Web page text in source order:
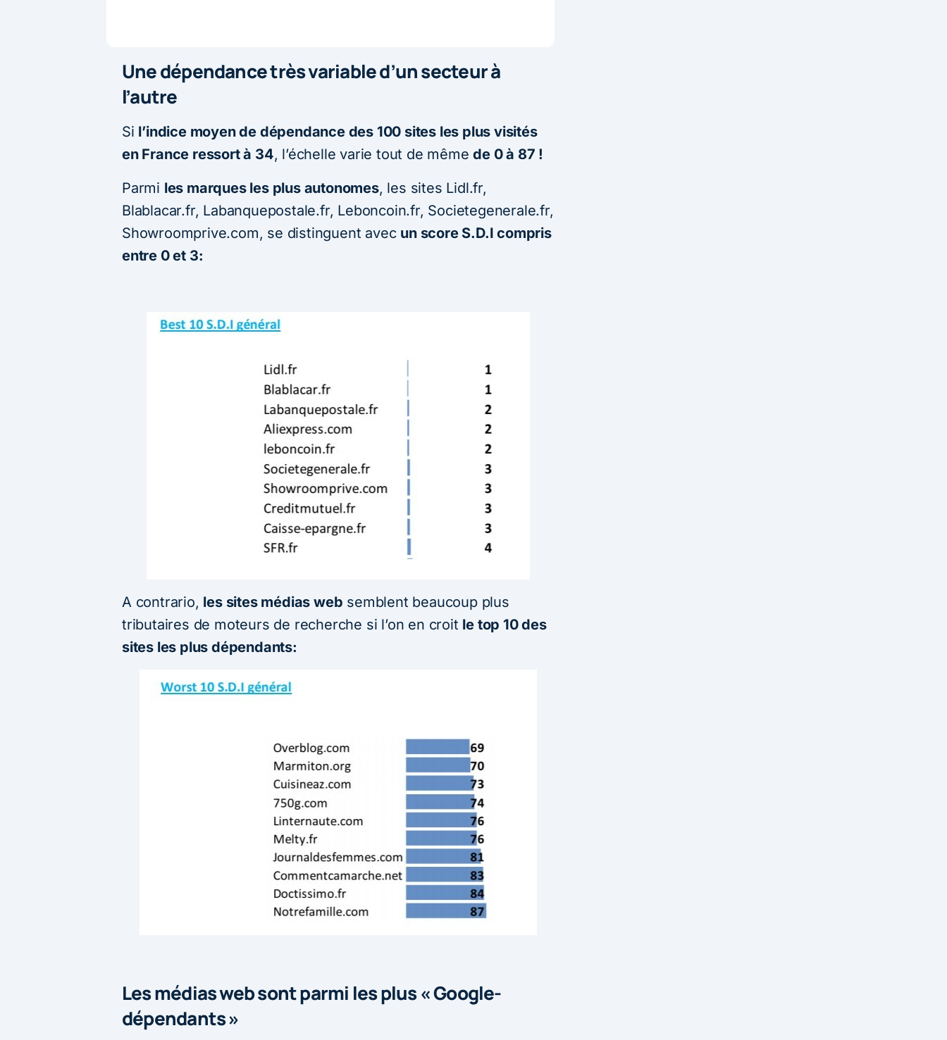
Une dépendance très variable d’un secteur à
l’autre
Si l’indice moyen de dépendance des 100 sites les plus visités
en France ressort à 34, l’échelle varie tout de mêmede 0 à 87 !
Parmi les marques les plus autonomes, les sites Lidl.fr,
Blablacar.fr, Labanquepostale.fr, Leboncoin.fr, Societegenerale.fr,
Showroomprive.com, se distinguent avec un score S.D.I compris
entre 0 et 3:
A contrario, les sites médias web semblent beaucoup plus
tributaires de moteurs de recherche si l’on en croit le top 10 des
sites les plus dépendants:
Les médias web sont parmi les plus « Google-
dépendants »